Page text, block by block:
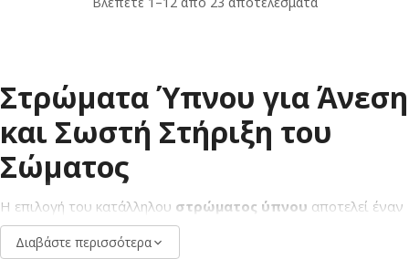
Στρώματα Ύπνου για Άνεση
και Σωστή Στήριξη του
Σώματος
Η επιλογή του κατάλληλου στρώματος ύπνου αποτελεί έναν
από τους σημαντικότερους παράγοντες για ποιοτικό και
ξεκούραστο ύπνο. Τα σύγχρονα
Διαβάστε περισσότερα